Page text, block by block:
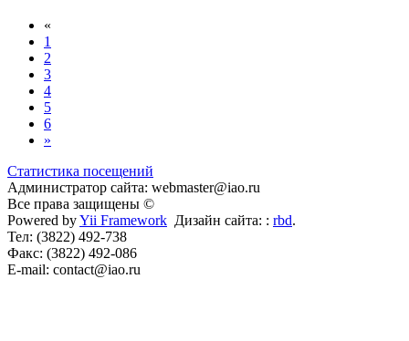
«
1
2
3
4
5
6
»
Статистика посещений
Администратор сайта: webmaster@iao.ru
Все права защищены ©
Powered byYii Framework Дизайн сайта: : rbd.
Тел: (3822) 492-738
Факс: (3822) 492-086
E-mail: contact@iao.ru